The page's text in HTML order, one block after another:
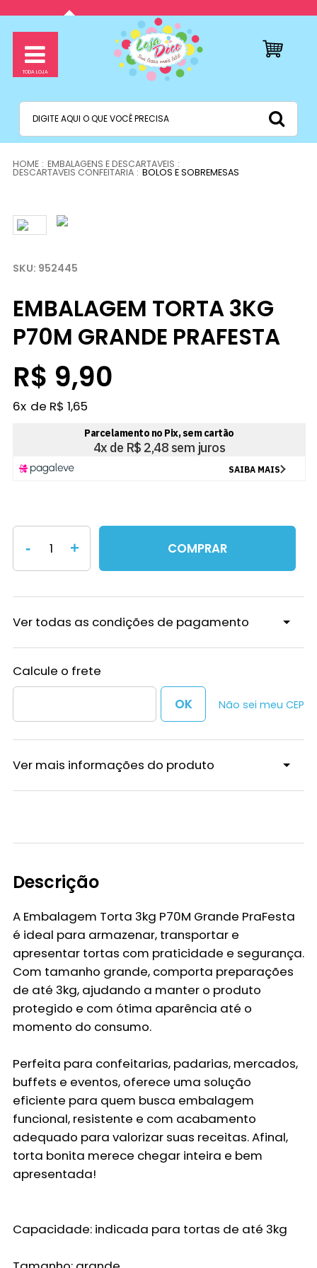
EMBALAGENS E DESCARTAVEIS
DESCARTAVEIS CONFEITARIA BOLOS E SOBREMESAS
952445
EMBALAGEM TORTA 3KG
P70M GRANDE PRAFESTA
R$ 9,90
6x R$ 1,65
- + COMPRAR
Ver todas as condições de pagamento
Não sei meu CEP
Ver mais informações do produto
Descrição
A Embalagem Torta 3kg P70M Grande PraFesta
é ideal para armazenar, transportar e
apresentar tortas com praticidade e segurança.
Com tamanho grande, comporta preparações
de até 3kg, ajudando a manter o produto
protegido e com ótima aparência até o
momento do consumo.
Perfeita para confeitarias, padarias, mercados,
buffets e eventos, oferece uma solução
eficiente para quem busca embalagem
funcional, resistente e com acabamento
adequado para valorizar suas receitas. Afinal,
torta bonita merece chegar inteira e bem
apresentada!
Capacidade:indicada para tortas de até 3kg